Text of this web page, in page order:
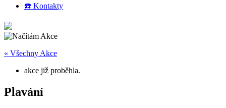
☎️ Kontakty
« Všechny Akce
akce již proběhla.
Plavání